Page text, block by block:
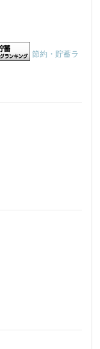
節約・貯蓄ラ